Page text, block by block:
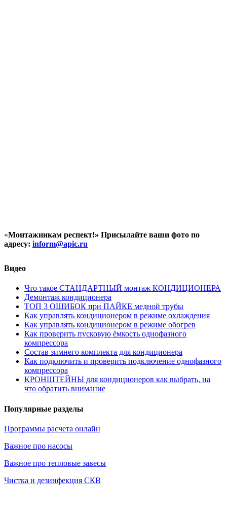
«Монтажникам респект!» Присылайте ваши фото по
адресу: inform@apic.ru
Видео
Что такое СТАНДАРТНЫЙ монтаж КОНДИЦИОНЕРА
Демонтаж кондиционера
ТОП 3 ОШИБОК при ПАЙКЕ медной трубы
Как управлять кондиционером в режиме охлаждения
Как управлять кондиционером в режиме обогрев
Как проверить пусковую ёмкость однофазного
компрессора
Состав зимнего комплекта для кондиционера
Как подключить и проверить подключение однофазного
компрессора
КРОНШТЕЙНЫ для кондиционеров как выбрать, на
что обратить внимание
Популярные разделы
Программы расчета онлайн
Важное про насосы
Важное про тепловые завесы
Чистка и дезинфекция СКВ